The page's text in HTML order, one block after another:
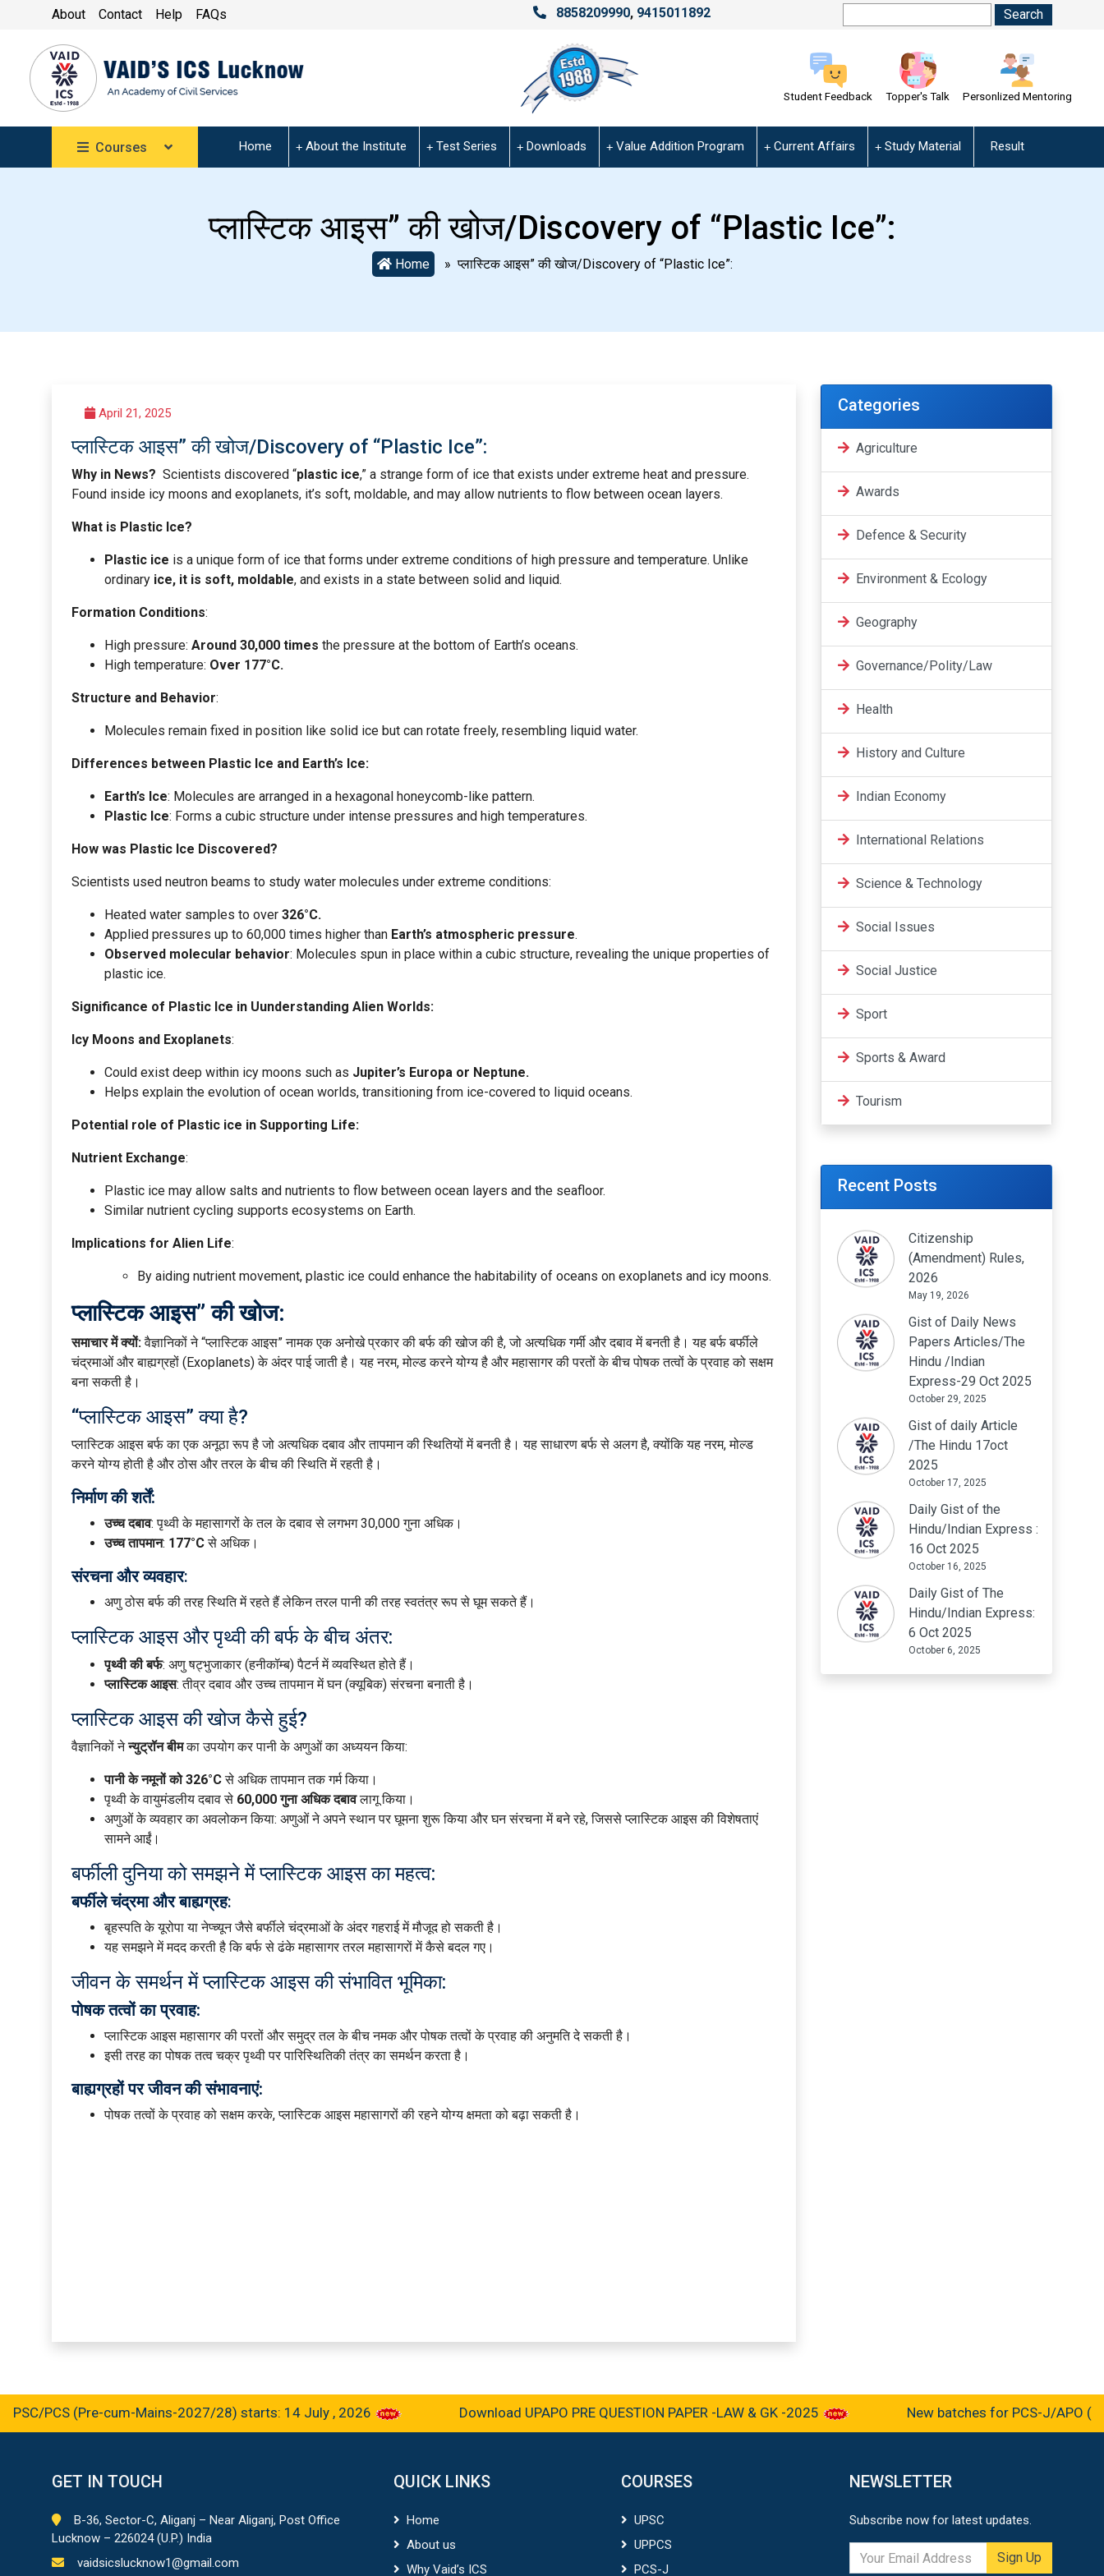
About Contact Help FAQs 8858209990, 9415011892
Student Feedback Topper's Talk Personlized Mentoring
Courses Home About the Institute Test Series Downloads Value Addition Program Current Affairs Study Material Result
प्लास्टिक आइस” की खोज/Discovery of “Plastic Ice”:
Home » प्लास्टिक आइस” की खोज/Discovery of “Plastic Ice”:
April 21, 2025
प्लास्टिक आइस” की खोज/Discovery of “Plastic Ice”:
Why in News? Scientists discovered “plastic ice,” a strange form of ice that exists under extreme heat and pressure.
Found inside icy moons and exoplanets, it’s soft, moldable, and may allow nutrients to flow between ocean layers.
What is Plastic Ice?
Plastic ice is a unique form of ice that forms under extreme conditions of high pressure and temperature. Unlike
ordinary ice, it is soft, moldable, and exists in a state between solid and liquid.
Formation Conditions:
High pressure: Around 30,000 times the pressure at the bottom of Earth’s oceans.
High temperature: Over 177°C.
Structure and Behavior:
Molecules remain fixed in position like solid ice but can rotate freely, resembling liquid water.
Differences between Plastic Ice and Earth’s Ice:
Earth’s Ice: Molecules are arranged in a hexagonal honeycomb-like pattern.
Plastic Ice: Forms a cubic structure under intense pressures and high temperatures.
How was Plastic Ice Discovered?
Scientists used neutron beams to study water molecules under extreme conditions:
Heated water samples to over 326°C.
Applied pressures up to 60,000 times higher than Earth’s atmospheric pressure.
Observed molecular behavior: Molecules spun in place within a cubic structure, revealing the unique properties of
plastic ice.
Significance of Plastic Ice in Uunderstanding Alien Worlds:
Icy Moons and Exoplanets:
Could exist deep within icy moons such as Jupiter’s Europa or Neptune.
Helps explain the evolution of ocean worlds, transitioning from ice-covered to liquid oceans.
Potential role of Plastic ice in Supporting Life:
Nutrient Exchange:
Plastic ice may allow salts and nutrients to flow between ocean layers and the seafloor.
Similar nutrient cycling supports ecosystems on Earth.
Implications for Alien Life:
By aiding nutrient movement, plastic ice could enhance the habitability of oceans on exoplanets and icy moons.
प्लास्टिक आइस” की खोज:
समाचार में क्यों:वैज्ञानिकों ने “प्लास्टिक आइस” नामक एक अनोखे प्रकार की बर्फ की खोज की है, जो अत्यधिक गर्मी और दबाव में बनती है। यह बर्फ बर्फीले
चंद्रमाओं और बाह्यग्रहों (Exoplanets) के अंदर पाई जाती है। यह नरम, मोल्ड करने योग्य है और महासागर की परतों के बीच पोषक तत्वों के प्रवाह को सक्षम
बना सकती है।
“प्लास्टिक आइस” क्या है?
प्लास्टिक आइस बर्फ का एक अनूठा रूप है जो अत्यधिक दबाव और तापमान की स्थितियों में बनती है। यह साधारण बर्फ से अलग है, क्योंकि यह नरम, मोल्ड
करने योग्य होती है और ठोस और तरल के बीच की स्थिति में रहती है।
निर्माण की शर्तें:
उच्च दबाव: पृथ्वी के महासागरों के तल के दबाव से लगभग 30,000 गुना अधिक।
उच्च तापमान: 177°Cसे अधिक।
संरचना और व्यवहार:
अणु ठोस बर्फ की तरह स्थिति में रहते हैं लेकिन तरल पानी की तरह स्वतंत्र रूप से घूम सकते हैं।
प्लास्टिक आइस और पृथ्वी की बर्फ के बीच अंतर:
पृथ्वी की बर्फ: अणु षट्भुजाकार (हनीकॉम्ब) पैटर्न में व्यवस्थित होते हैं।
प्लास्टिक आइस: तीव्र दबाव और उच्च तापमान में घन (क्यूबिक) संरचना बनाती है।
प्लास्टिक आइस की खोज कैसे हुई?
वैज्ञानिकों नेन्युट्रॉन बीमका उपयोग कर पानी के अणुओं का अध्ययन किया:
पानी के नमूनों को 326°Cसे अधिक तापमान तक गर्म किया।
पृथ्वी के वायुमंडलीय दबाव से 60,000 गुना अधिक दबावलागू किया।
अणुओं के व्यवहार का अवलोकन किया: अणुओं ने अपने स्थान पर घूमना शुरू किया और घन संरचना में बने रहे, जिससे प्लास्टिक आइस की विशेषताएं
सामने आईं।
बर्फीली दुनिया को समझने में प्लास्टिक आइस का महत्व:
बर्फीले चंद्रमा और बाह्यग्रह:
बृहस्पति के यूरोपा या नेप्च्यून जैसे बर्फीले चंद्रमाओं के अंदर गहराई में मौजूद हो सकती है।
यह समझने में मदद करती है कि बर्फ से ढंके महासागर तरल महासागरों में कैसे बदल गए।
जीवन के समर्थन में प्लास्टिक आइस की संभावित भूमिका:
पोषक तत्वों का प्रवाह:
प्लास्टिक आइस महासागर की परतों और समुद्र तल के बीच नमक और पोषक तत्वों के प्रवाह की अनुमति दे सकती है।
इसी तरह का पोषक तत्व चक्र पृथ्वी पर पारिस्थितिकी तंत्र का समर्थन करता है।
बाह्यग्रहों पर जीवन की संभावनाएं:
पोषक तत्वों के प्रवाह को सक्षम करके, प्लास्टिक आइस महासागरों की रहने योग्य क्षमता को बढ़ा सकती है।
Categories
Agriculture
Awards
Defence & Security
Environment & Ecology
Geography
Governance/Polity/Law
Health
History and Culture
Indian Economy
International Relations
Science & Technology
Social Issues
Social Justice
Sport
Sports & Award
Tourism
Recent Posts
Citizenship
(Amendment) Rules,
2026
May 19, 2026
Gist of Daily News
Papers Articles/The
Hindu /Indian
Express-29 Oct 2025
October 29, 2025
Gist of daily Article
/The Hindu 17oct
2025
October 17, 2025
Daily Gist of the
Hindu/Indian Express :
16 Oct 2025
October 16, 2025
Daily Gist of The
Hindu/Indian Express:
6 Oct 2025
October 6, 2025
PCS (Pre-cum-Mains-2027/28) starts: 14 July , 2026 Download UPAPO PRE QUESTION PAPER -LAW & GK -2025 New batches for PCS-J/APO
GET IN TOUCH
B-36, Sector-C, Aliganj – Near Aliganj, Post Office
Lucknow – 226024 (U.P.) India
vaidsicslucknow1@gmail.com
QUICK LINKS
Home
About us
Why Vaid’s ICS
COURSES
UPSC
UPPCS
PCS-J
NEWSLETTER
Subscribe now for latest updates.
Sign Up